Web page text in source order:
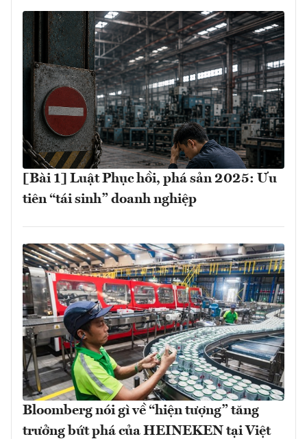
[Bài 1] Luật Phục hồi, phá sản 2025: Ưu
tiên “tái sinh” doanh nghiệp
Bloomberg nói gì về “hiện tượng” tăng
trưởng bứt phá của HEINEKEN tại Việt